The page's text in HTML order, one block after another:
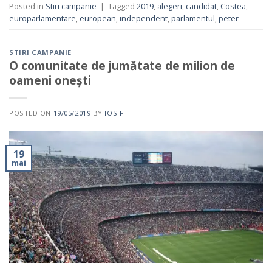
Posted in Stiri campanie | Tagged 2019, alegeri, candidat, Costea,
europarlamentare, european,independent,parlamentul,peter
STIRI CAMPANIE
O comunitate de jumătate de milion de
oameni onești
POSTED ON 19/05/2019 BY IOSIF
19
mai